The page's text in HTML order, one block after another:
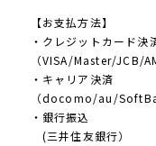
【お支払方法】
・クレジットカード決
（VISA/Master/JCB/
・キャリア決済
（docomo/au/
・銀行振込
(三井住友銀行）